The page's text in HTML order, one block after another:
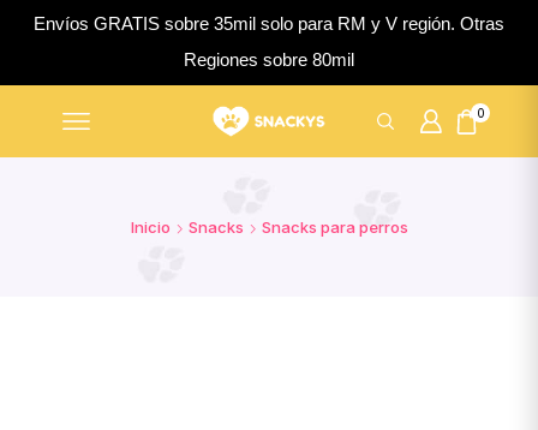
Envíos GRATIS sobre 35mil solo para RM y V región. Otras
Regiones sobre 80mil
0
Inicio Snacks Snacks para perros